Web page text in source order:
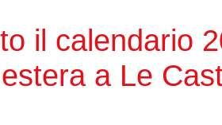
il calendario
a Le